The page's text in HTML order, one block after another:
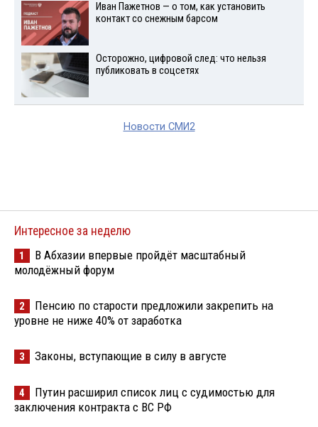
Иван Пажетнов — о том, как установить
контакт со снежным барсом
Осторожно, цифровой след: что нельзя
публиковать в соцсетях
Новости СМИ2
Интересное за неделю
1
В Абхазии впервые пройдёт масштабный
молодёжный форум
2
Пенсию по старости предложили закрепить на
уровне не ниже 40% от заработка
3 Законы, вступающие в силу в августе
4
Путин расширил список лиц с судимостью для
заключения контракта с ВС РФ